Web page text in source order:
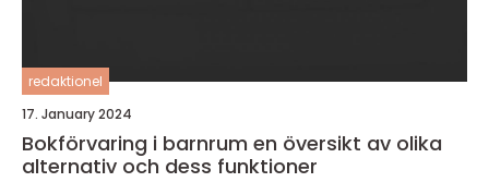
redaktionel
17. January 2024
Bokförvaring i barnrum en översikt av olika
alternativ och dess funktioner